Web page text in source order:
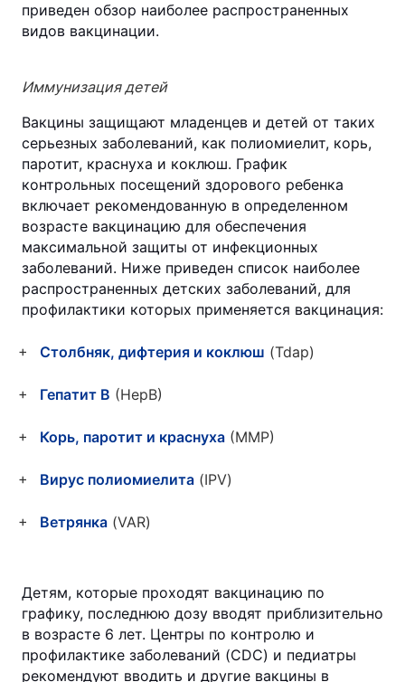
приведен обзор наиболее распространенных
видов вакцинации.
Иммунизация детей
Вакцины защищают младенцев и детей от таких
серьезных заболеваний, как полиомиелит, корь,
паротит, краснуха и коклюш. График
контрольных посещений здорового ребенка
включает рекомендованную в определенном
возрасте вакцинацию для обеспечения
максимальной защиты от инфекционных
заболеваний. Ниже приведен список наиболее
распространенных детских заболеваний, для
профилактики которых применяется вакцинация:
Столбняк, дифтерия и коклюш (Tdap)
Гепатит B (HepB)
Корь, паротит и краснуха (ММР)
Вирус полиомиелита (IPV)
Ветрянка (VAR)
Детям, которые проходят вакцинацию по
графику, последнюю дозу вводят приблизительно
в возрасте 6 лет. Центры по контролю и
профилактике заболеваний (CDC) и педиатры
рекомендуют вводить и другие вакцины в